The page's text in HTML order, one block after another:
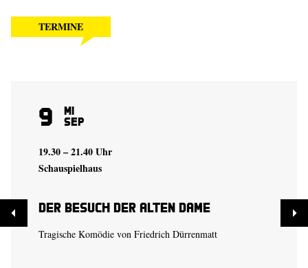
TERMINE
9 Mi
Sep
19.30 – 21.40 Uhr
Schauspielhaus
Der Besuch der alten Dame
Tragische Komödie von Friedrich Dürrenmatt